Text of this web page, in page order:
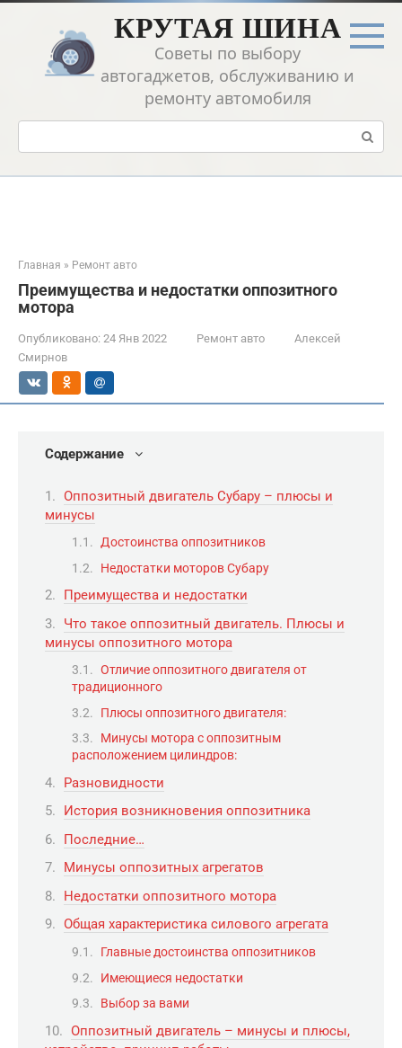
Перейти
контенту
КРУТАЯ ШИНА
Советы по выбору
автогаджетов, обслуживанию и
ремонту автомобиля
Поиск:
Главная » Ремонт авто
Преимущества и недостатки оппозитного
мотора
Опубликовано: 24 Янв 2022 Ремонт авто
Алексей
Смирнов
Содержание
Оппозитный двигатель Субару – плюсы и
минусы
Достоинства оппозитников
Недостатки моторов Субару
Преимущества и недостатки
Что такое оппозитный двигатель. Плюсы и
минусы оппозитного мотора
Отличие оппозитного двигателя от
традиционного
Плюсы оппозитного двигателя:
Минусы мотора с оппозитным
расположением цилиндров:
Разновидности
История возникновения оппозитника
Последние…
Минусы оппозитных агрегатов
Недостатки оппозитного мотора
Общая характеристика силового агрегата
Главные достоинства оппозитников
Имеющиеся недостатки
Выбор за вами
Оппозитный двигатель – минусы и плюсы,